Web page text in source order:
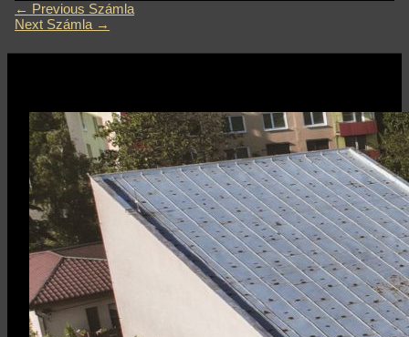
← Previous Számla
Next Számla →